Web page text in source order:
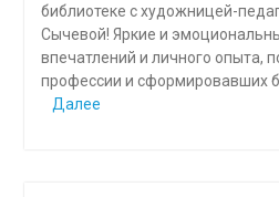
библиотеке с художницей-
Сычевой! Яркие и
впечатлений и личного опыта,
профессии и сформировавших
Далее